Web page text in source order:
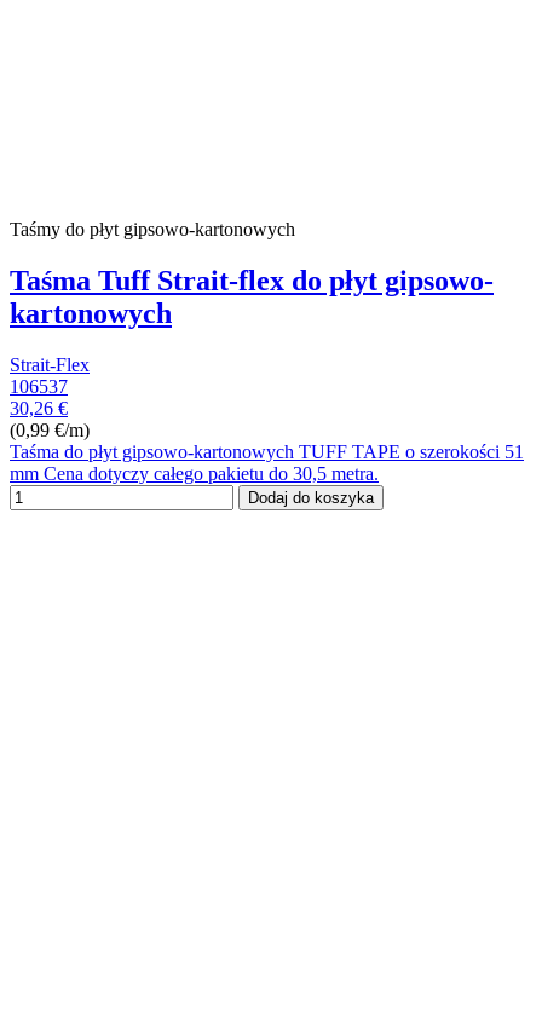
Taśmy do płyt gipsowo-kartonowych
Taśma Tuff Strait-flex do płyt gipsowo-
kartonowych
Strait-Flex
106537
30,26 €
(0,99 €/m)
Taśma do płyt gipsowo-kartonowych TUFF TAPE o szerokości 51
mm Cena dotyczy całego pakietu do 30,5 metra.
Dodaj do koszyka